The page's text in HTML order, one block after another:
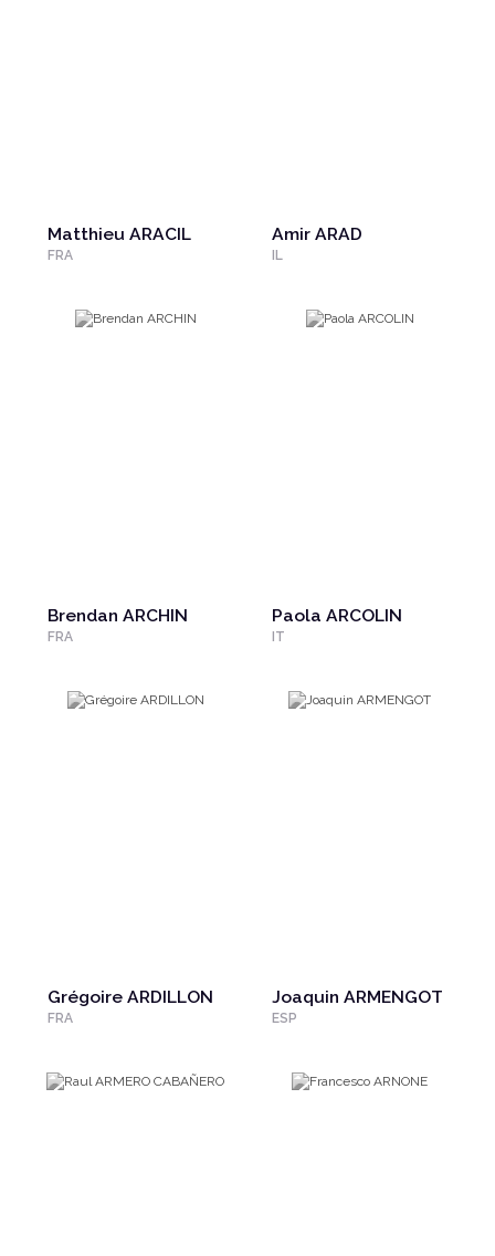
Matthieu ARACIL
FRA
Amir ARAD
IL
Brendan ARCHIN
FRA
Paola ARCOLIN
IT
Grégoire ARDILLON
FRA
Joaquin ARMENGOT
ESP